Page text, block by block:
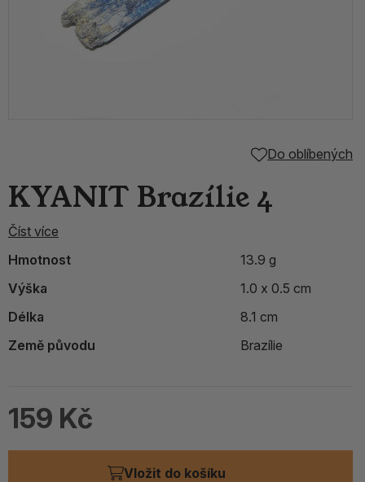
Do oblíbených
KYANIT Brazílie 4
Číst více
Hmotnost
13.9 g
Výška
1.0 x 0.5 cm
Délka
8.1 cm
Země původu
Brazílie
159 Kč
Vložit do košíku